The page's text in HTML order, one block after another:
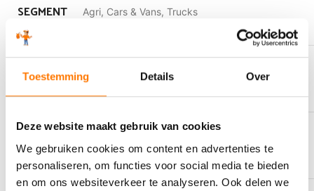
Toestemming Details Over
Deze website maakt gebruik van cookies
We gebruiken cookies om content en advertenties te
personaliseren, om functies voor social media te bieden
en om ons websiteverkeer te analyseren. Ook delen we
SEGMENT Agri, Cars & Vans, Trucks
VLAMPUNT
STORTPUNT ‘-36 °C